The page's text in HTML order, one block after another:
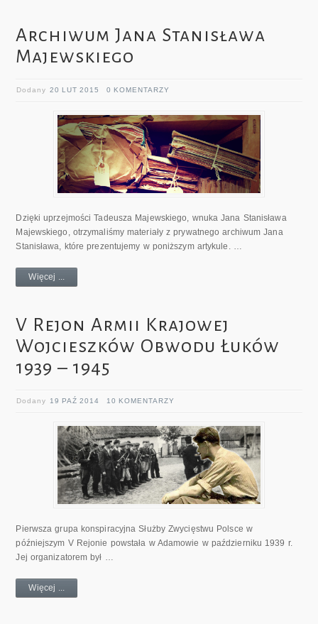
Archiwum Jana Stanisława
Majewskiego
Dodany20 LUT 2015 0 KOMENTARZY
Dzięki uprzejmości Tadeusza Majewskiego, wnuka Jana Stanisława
Majewskiego, otrzymaliśmy materiały z prywatnego archiwum Jana
Stanisława, które prezentujemy w poniższym artykule. …
Więcej ...
V Rejon Armii Krajowej
Wojcieszków Obwodu Łuków
1939 – 1945
Dodany 19 PAŹ 2014 10 KOMENTARZY
Pierwsza grupa konspiracyjna Służby Zwycięstwu Polsce w
późniejszym V Rejonie powstała w Adamowie w październiku 1939 r.
Jej organizatorem był …
Więcej ...